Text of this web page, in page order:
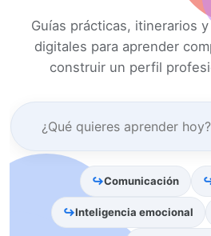
Guías prácticas, itinerarios
digitales para aprender
construir un perfil
Comunicación
Inteligencia emocional